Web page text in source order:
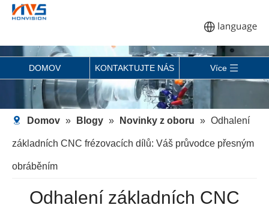
DOMOV KONTAKTUJTE NÁS Více
Domov » Blogy » Novinky z oboru » Odhalení
základních CNC frézovacích dílů: Váš průvodce přesným
obráběním
Odhalení základních CNC